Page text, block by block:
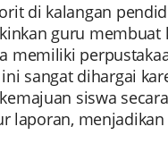
di kalangan
guru membuat
memiliki
sangat dihargai
siswa
laporan,